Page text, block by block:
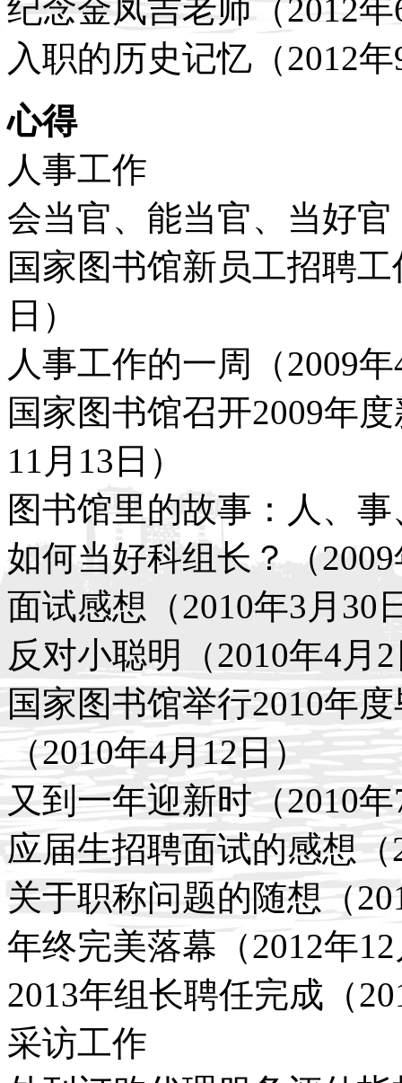
纪念金凤吉老师（2012
入职的历史记忆（2012
心得
人事工作
会当官、能当官、当好官
国家图书馆新员工招聘
日）
人事工作的一周（2009
国家图书馆召开2009年
11月13日）
图书馆里的故事：人、
如何当好科组长？（
面试感想（2010年3月30
反对小聪明（2010年4月
国家图书馆举行2010年
（2010年4月12日）
又到一年迎新时（2010
应届生招聘面试的感想（
关于职称问题的随想（
年终完美落幕（2012年
2013年组长聘任完成（
采访工作